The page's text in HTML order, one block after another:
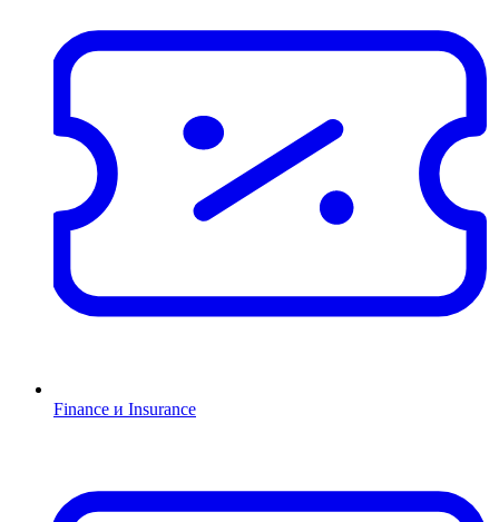
Finance и Insurance